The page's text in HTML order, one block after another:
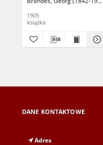
1905
książka
DANE KONTAKTOWE
Adres